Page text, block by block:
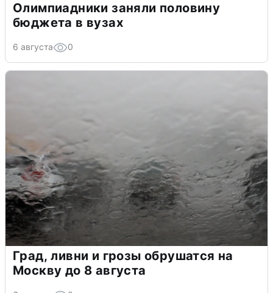
Олимпиадники заняли половину
бюджета в вузах
6 августа 0
Град, ливни и грозы обрушатся на
Москву до 8 августа